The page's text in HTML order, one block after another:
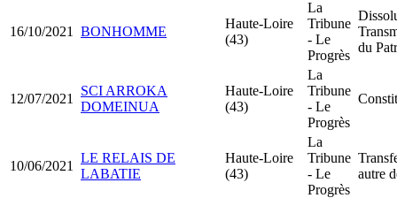
16/10/2021 BONHOMME
Haute-Loire
(43)
La
Tribune
- Le
Progrès
du
12/07/2021
SCI ARROKA
DOMEINUA
Haute-Loire
(43)
La
Tribune
- Le
Progrès
10/06/2021
LE RELAIS DE
LABATIE
Haute-Loire
(43)
La
Tribune
- Le
Progrès
autre